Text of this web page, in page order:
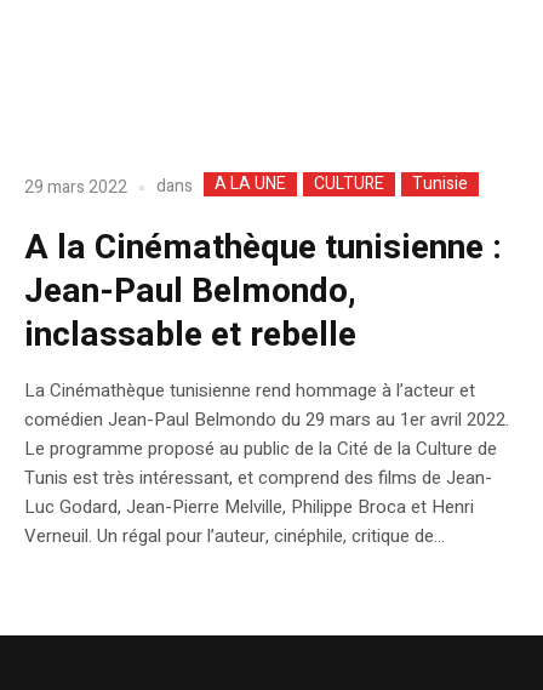
29 mars 2022 dans A LA UNE CULTURE Tunisie
A la Cinémathèque tunisienne :
Jean-Paul Belmondo,
inclassable et rebelle
La Cinémathèque tunisienne rend hommage à l’acteur et
comédien Jean-Paul Belmondo du 29 mars au 1er avril 2022.
Le programme proposé au public de la Cité de la Culture de
Tunis est très intéressant, et comprend des films de Jean-
Luc Godard, Jean-Pierre Melville, Philippe Broca et Henri
Verneuil. Un régal pour l’auteur, cinéphile, critique de...